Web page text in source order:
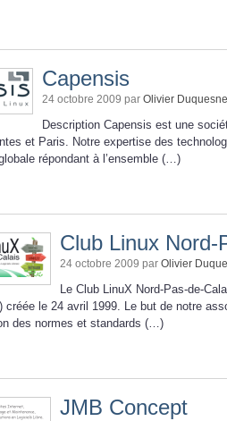
Capensis
24 octobre 2009 par Olivier
Description Capensis est une
et Paris. Notre expertise des
répondant à l’ensemble (…)
Club Linux Nord-
24 octobre 2009 par Olivier
Le Club LinuX Nord-Pas-de-
créée le 24 avril 1999. Le but de notre
des normes et standards (…)
JMB Concept